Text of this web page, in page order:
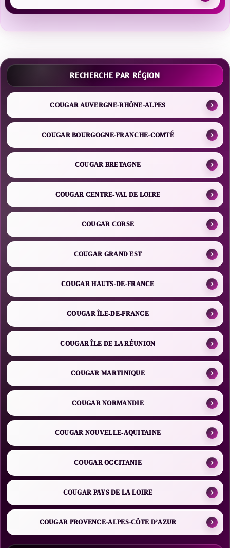
RECHERCHE PAR RÉGION
COUGAR AUVERGNE-RHÔNE-ALPES
COUGAR BOURGOGNE-FRANCHE-COMTÉ
COUGAR BRETAGNE
COUGAR CENTRE-VAL DE LOIRE
COUGAR CORSE
COUGAR GRAND EST
COUGAR HAUTS-DE-FRANCE
COUGAR ÎLE-DE-FRANCE
COUGAR ÎLE DE LA RÉUNION
COUGAR MARTINIQUE
COUGAR NORMANDIE
COUGAR NOUVELLE-AQUITAINE
COUGAR OCCITANIE
COUGAR PAYS DE LA LOIRE
COUGAR PROVENCE-ALPES-CÔTE D’AZUR